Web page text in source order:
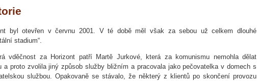
byl otevřen v červnu 2001. V té době měl však za sebou už celkem dlouhé
stadium“.
vděčnost za Horizont patří Martě Jurkové, která za komunismu nemohla dělat
a proto zvolila jiný způsob služby bližním a pracovala jako pečovatelka v domech s
službou. Opakovaně se stávalo, že některý z klientů po skončení provozu